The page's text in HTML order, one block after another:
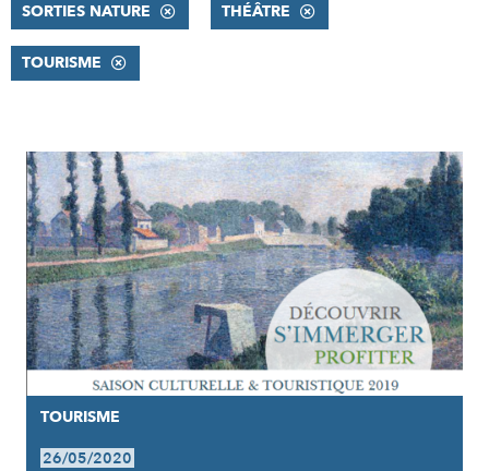
SORTIES NATURE THÉÂTRE
TOURISME
RÉSULTATS
TOURISME
26/05/2020